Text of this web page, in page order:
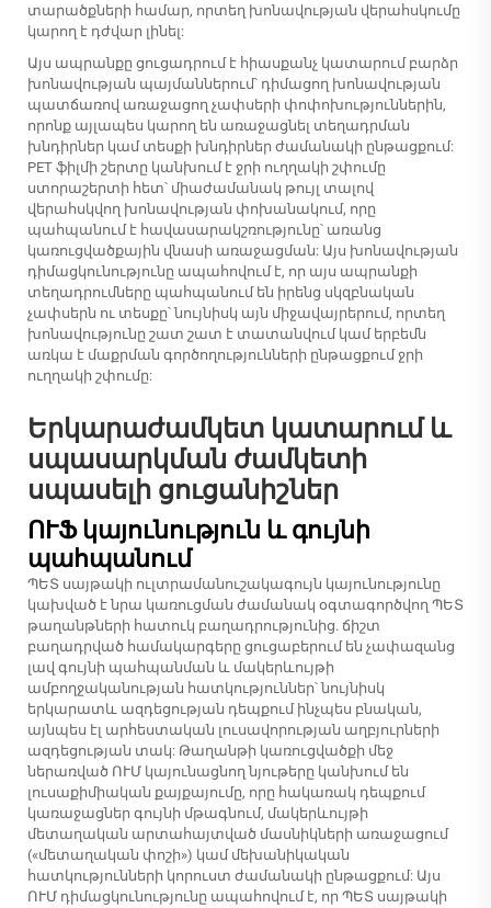
տարածքների համար, որտեղ խոնավության վերահսկումը
կարող է դժվար լինել:
Այս ապրանքը ցուցադրում է հիասքանչ կատարում բարձր
խոնավության պայմաններում՝ դիմացող խոնավության
պատճառով առաջացող չափսերի փոփոխություններին,
որոնք այլապես կարող են առաջացնել տեղադրման
խնդիրներ կամ տեսքի խնդիրներ ժամանակի ընթացքում:
PET ֆիլմի շերտը կանխում է ջրի ուղղակի շփումը
ստորաշերտի հետ՝ միաժամանակ թույլ տալով
վերահսկվող խոնավության փոխանակում, որը
պահպանում է հավասարակշռությունը՝ առանց
կառուցվածքային վնասի առաջացման: Այս խոնավության
դիմացկունությունը ապահովում է, որ այս ապրանքի
տեղադրումները պահպանում են իրենց սկզբնական
չափսերն ու տեսքը՝ նույնիսկ այն միջավայրերում, որտեղ
խոնավությունը շատ շատ է տատանվում կամ երբեմն
առկա է մաքրման գործողությունների ընթացքում ջրի
ուղղակի շփումը:
Երկարաժամկետ կատարում և
սպասարկման ժամկետի
սպասելի ցուցանիշներ
ՈՒՖ կայունություն և գույնի
պահպանում
ՊԵՏ սայթակի ուլտրամանուշակագույն կայունությունը
կախված է նրա կառուցման ժամանակ օգտագործվող ՊԵՏ
թաղանթների հատուկ բաղադրությունից. ճիշտ
բաղադրված համակարգերը ցուցաբերում են չափազանց
լավ գույնի պահպանման և մակերևույթի
ամբողջականության հատկություններ՝ նույնիսկ
երկարատև ազդեցության դեպքում ինչպես բնական,
այնպես էլ արհեստական լուսավորության աղբյուրների
ազդեցության տակ: Թաղանթի կառուցվածքի մեջ
ներառված ՈՒՄ կայունացնող նյութերը կանխում են
լուսաքիմիական քայքայումը, որը հակառակ դեպքում
կառաջացներ գույնի մթագնում, մակերևույթի
մետաղական արտահայտված մասնիկների առաջացում
(«մետաղական փոշի») կամ մեխանիկական
հատկությունների կորուստ ժամանակի ընթացքում: Այս
ՈՒՄ դիմացկունությունը ապահովում է, որ ՊԵՏ սայթակի